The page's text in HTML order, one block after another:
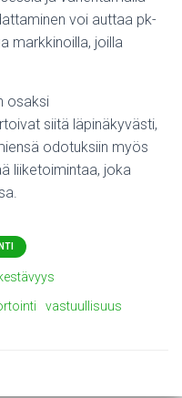
voi auttaa pk-
markkinoilla, joilla
osaksi
siitä läpinäkyvästi,
odotuksiin myös
liiketoimintaa, joka
vastuullisuus